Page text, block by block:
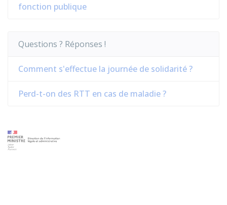
fonction publique
Questions ? Réponses !
Comment s'effectue la journée de solidarité ?
Perd-t-on des RTT en cas de maladie ?